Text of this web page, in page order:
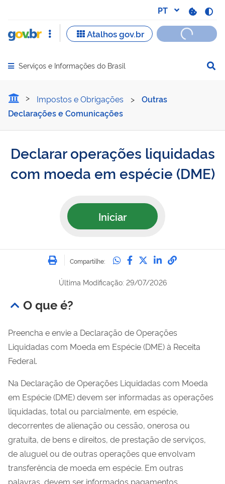
Abrir menu principal de navegação
Serviços e Informações do Brasil
Declarar operações
Impostos e Obrigações >
Outras
Declarações e Comunicações
Declarar operações liquidadas
com moeda em espécie (DME)
Iniciar
Imprimir
Compartilhe: Compartilhe no
Compartilhe no
Compartilhe no
Compartilhe
Última Modificação: 29/07/2026
O que é?
Preencha e envie a Declaração de Operações
Liquidadas com Moeda em Espécie (DME) à Receita
Federal.
Na Declaração de Operações Liquidadas com Moeda
em Espécie (DME) devem ser informadas as operações
liquidadas, total ou parcialmente, em espécie,
decorrentes de alienação ou cessão, onerosa ou
gratuita, de bens e direitos, de prestação de serviços,
de aluguel ou de outras operações que envolvam
transferência de moeda em espécie. Em outras
palavras, devem ser informados pagamentos